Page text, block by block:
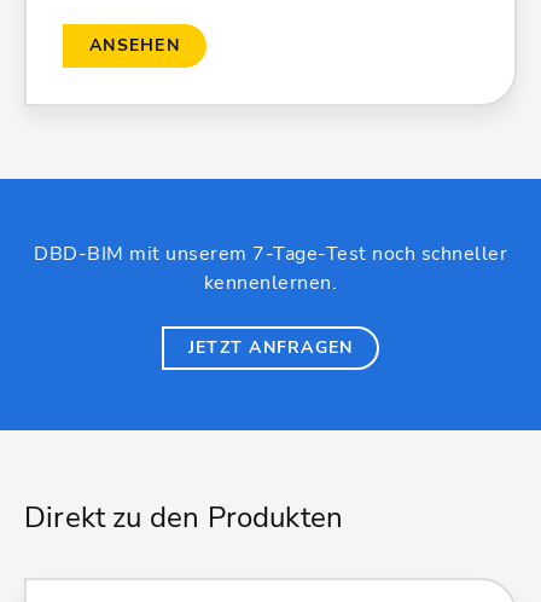
ANSEHEN
DBD-BIM mit unserem 7-Tage-Test noch schneller
kennenlernen.
JETZT ANFRAGEN
Direkt zu den Produkten